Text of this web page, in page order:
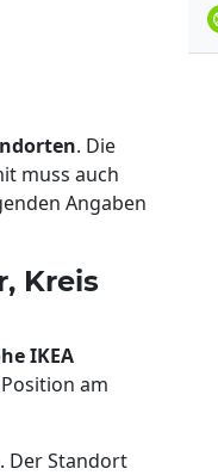
. Die
muss auch
Angaben
Kreis
IKEA
am
. Der Standort